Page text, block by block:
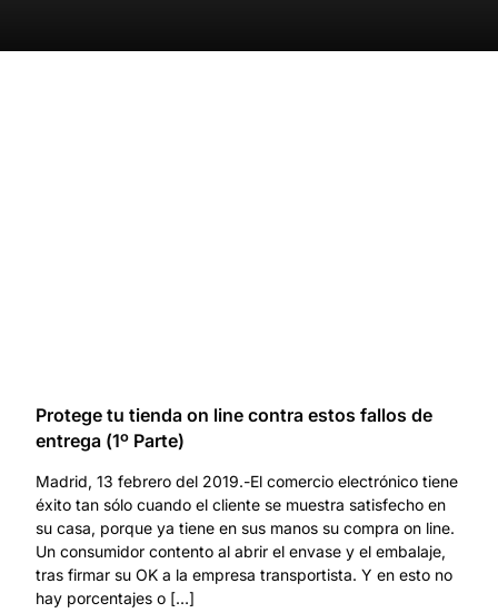
Protege tu tienda on line contra estos fallos de
entrega (1º Parte)
Madrid, 13 febrero del 2019.-El comercio electrónico tiene
éxito tan sólo cuando el cliente se muestra satisfecho en
su casa, porque ya tiene en sus manos su compra on line.
Un consumidor contento al abrir el envase y el embalaje,
tras firmar su OK a la empresa transportista. Y en esto no
hay porcentajes o […]